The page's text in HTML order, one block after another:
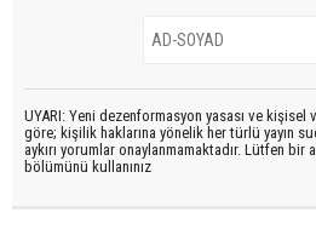
UYARI: Yeni dezenformasyon yasası ve kişisel
göre; kişilik haklarına yönelik her türlü yayın
aykırı yorumlar onaylanmamaktadır. Lütfen bir
bölümünü kullanınız